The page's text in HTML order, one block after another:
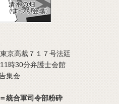
京高裁７１７号法廷
時30分弁護士会館
集会
統合軍司令部粉砕